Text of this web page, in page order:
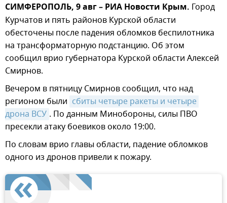
СИМФЕРОПОЛЬ, 9 авг – РИА Новости Крым. Город
Курчатов и пять районов Курской области
обесточены после падения обломков беспилотника
на трансформаторную подстанцию. Об этом
сообщил врио губернатора Курской области Алексей
Смирнов.
Вечером в пятницу Смирнов сообщил, что над
регионом были сбиты четыре ракеты и четыре
дрона ВСУ . По данным Минобороны, силы ПВО
пресекли атаку боевиков около 19:00.
По словам врио главы области, падение обломков
одного из дронов привели к пожару.